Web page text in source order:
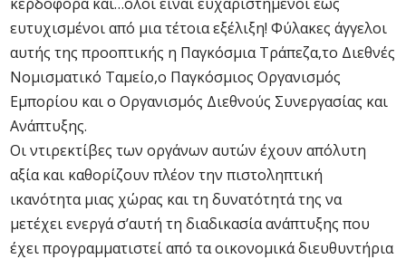
ευτυχισμένοι από μια τέτοια εξέλιξη! Φύλακες άγγελοι
αυτής της προοπτικής η Παγκόσμια Τράπεζα,το Διεθνές
Νομισματικό Ταμείο,ο Παγκόσμιος Οργανισμός
Εμπορίου και ο Οργανισμός Διεθνούς Συνεργασίας και
Ανάπτυξης.
Οι ντιρεκτίβες των οργάνων αυτών έχουν απόλυτη
αξία και καθορίζουν πλέον την πιστοληπτική
ικανότητα μιας χώρας και τη δυνατότητά της να
μετέχει ενεργά σ’αυτή τη διαδικασία ανάπτυξης που
έχει προγραμματιστεί από τα οικονομικά διευθυντήρια